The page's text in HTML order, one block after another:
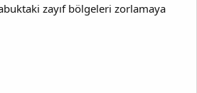
zayıf bölgeleri zorlamaya